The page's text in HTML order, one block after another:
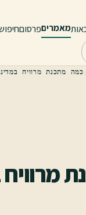
מאמריםפרסום
כמה מתכנת מרוויח
מרוויח